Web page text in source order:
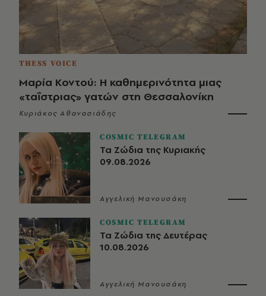
THESS VOICE
Μαρία Κοντού: Η καθημερινότητα μιας
«ταΐστριας» γατών στη Θεσσαλονίκη
Κυριάκος Αθανασιάδης
COSMIC TELEGRAM
Τα Ζώδια της Κυριακής
09.08.2026
Αγγελική Μανουσάκη
COSMIC TELEGRAM
Τα Ζώδια της Δευτέρας
10.08.2026
Αγγελική Μανουσάκη